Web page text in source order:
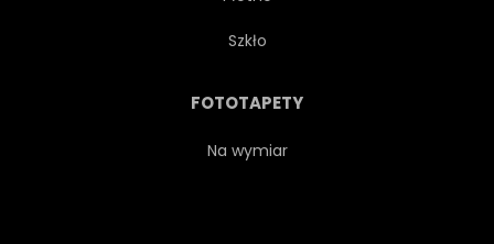
Szkło
FOTOTAPETY
Na wymiar